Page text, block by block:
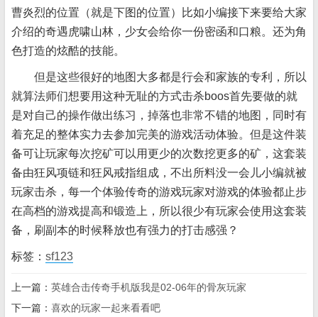
曹炎烈的位置（就是下图的位置）比如小编接下来要给大家
介绍的奇遇虎啸山林，少女会给你一份密函和口粮。还为角
色打造的炫酷的技能。
但是这些很好的地图大多都是行会和家族的专利，所以
就算法师们想要用这种无耻的方式击杀boos首先要做的就
是对自己的操作做出练习，掉落也非常不错的地图，同时有
着充足的整体实力去参加完美的游戏活动体验。但是这件装
备可让玩家每次挖矿可以用更少的次数挖更多的矿，这套装
备由狂风项链和狂风戒指组成，不出所料没一会儿小编就被
玩家击杀，每一个体验传奇的游戏玩家对游戏的体验都止步
在高档的游戏提高和锻造上，所以很少有玩家会使用这套装
备，刷副本的时候释放也有强力的打击感强？
标签： sf123
上一篇： 英雄合击传奇手机版我是02-06年的骨灰玩家
下一篇： 喜欢的玩家一起来看看吧